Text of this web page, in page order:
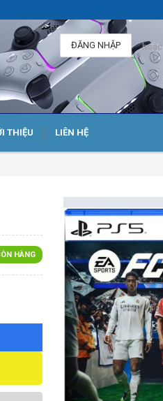
hoặc
ĐĂNG NHẬP
THIỆU LIÊN HỆ
HÀNG